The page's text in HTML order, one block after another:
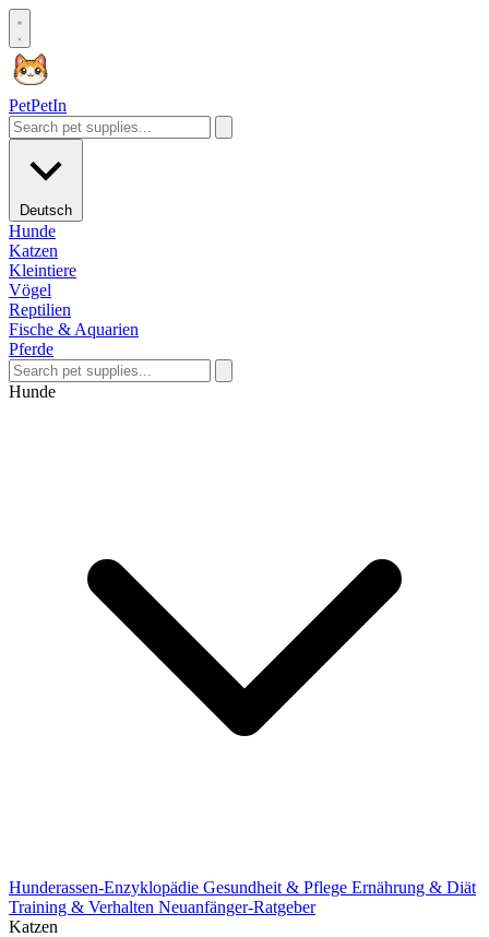
PetPetIn
Deutsch
Hunde
Katzen
Kleintiere
Vögel
Reptilien
Fische & Aquarien
Pferde
Hunde
Hunderassen-Enzyklopädie Gesundheit & Pflege Ernährung & Diät
Training & Verhalten Neuanfänger-Ratgeber
Katzen